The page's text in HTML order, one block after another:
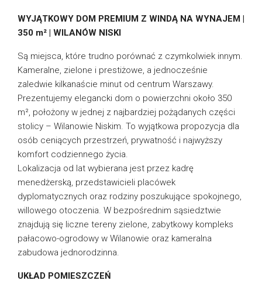
WYJĄTKOWY DOM PREMIUM Z WINDĄ NA WYNAJEM |
350 m² | WILANÓW NISKI
Są miejsca, które trudno porównać z czymkolwiek innym.
Kameralne, zielone i prestiżowe, a jednocześnie
zaledwie kilkanaście minut od centrum Warszawy.
Prezentujemy elegancki dom o powierzchni około 350
m², położony w jednej z najbardziej pożądanych części
stolicy – Wilanowie Niskim. To wyjątkowa propozycja dla
osób ceniących przestrzeń, prywatność i najwyższy
komfort codziennego życia.
Lokalizacja od lat wybierana jest przez kadrę
menedżerską, przedstawicieli placówek
dyplomatycznych oraz rodziny poszukujące spokojnego,
willowego otoczenia. W bezpośrednim sąsiedztwie
znajdują się liczne tereny zielone, zabytkowy kompleks
pałacowo-ogrodowy w Wilanowie oraz kameralna
zabudowa jednorodzinna.
UKŁAD POMIESZCZEŃ